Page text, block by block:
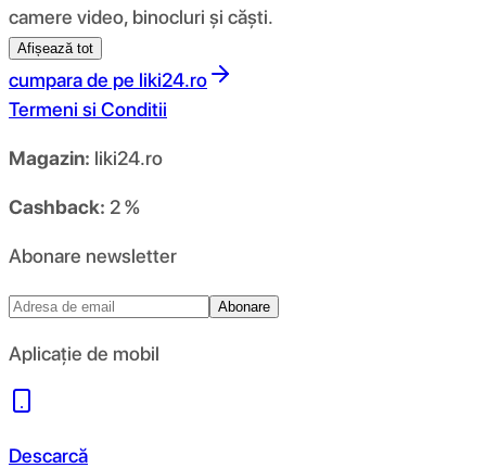
camere video, binocluri și căști.
Afișează tot
cumpara de pe liki24.ro
Termeni si Conditii
Magazin: liki24.ro
Cashback: 2 %
Abonare newsletter
Abonare
Aplicație de mobil
Descarcă